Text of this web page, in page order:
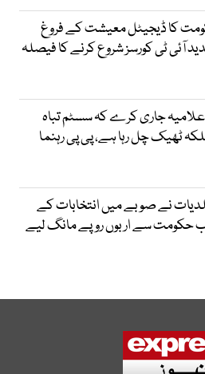
کا ڈیجیٹل معیشت کے فروغ
آئی ٹی کورسز شروع کرنے کا فیصلہ
جاری کرے کہ سسٹم تباہ
ٹھیک چل رہا ہے، پی پی رہنما
نے صوبے میں انتخابات کے
حکومت سے اربوں روپے مانگ لیے